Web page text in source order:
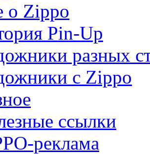
о Zippo
Pin-Up
разных
с Zippo
ссылки
реклама